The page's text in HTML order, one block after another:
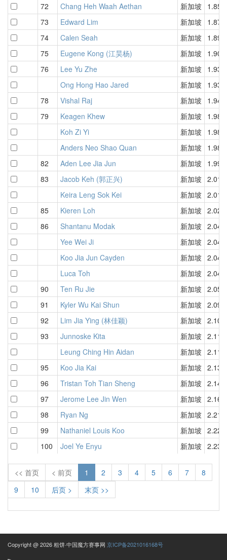
72
Chang Heh Waah Aethan 新加坡
1.85
73
Edward Lim 新加坡
1.87
74
Calen Seah 新加坡
1.89
75
Eugene Kong (江昊杨) 新加坡
1.90
76
Lee Yu Zhe 新加坡
1.93
Ong Hong Hao Jared
新加坡
1.93
78
Vishal Raj 新加坡
1.94
79
Keagen Khew 新加坡
1.98
Koh Zi Yi
新加坡
1.98
Anders Neo Shao Quan
新加坡
1.98
82
Aden Lee Jia Jun 新加坡
1.99
83
Jacob Keh (郭正兴) 新加坡 2.01
Keira Leng Sok Kei
新加坡 2.01
85
Kieren Loh 新加坡 2.02
86
Shantanu Modak 新加坡 2.04
Yee Wei Ji
新加坡 2.04
Koo Jia Jun Cayden
新加坡 2.04
Luca Toh
新加坡 2.04
90
Ten Ru Jie 新加坡 2.05
91
Kyler Wu Kai Shun 新加坡 2.09
92
Lim Jia Ying (林佳颖) 新加坡 2.10
93
Junnoske Kita 新加坡 2.11
Leung Ching Hin Aidan
新加坡 2.11
95
Koo Jia Kai 新加坡 2.13
96
Tristan Toh Tian Sheng 新加坡 2.14
97
Jerome Lee Jin Wen 新加坡 2.16
98
Ryan Ng 新加坡 2.21
99
Nathaniel Louis Koo 新加坡 2.22
100
Joel Ye Enyu 新加坡 2.23
<< 首页 < 前页 1 2 3 4 5 6 7
8
9
10 后页 > 末页 >>
Copyright @ 2026 粗饼·中国魔方赛事网 京ICP备2021016168号